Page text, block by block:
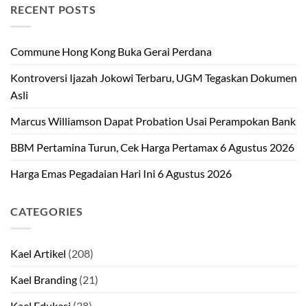
RECENT POSTS
Commune Hong Kong Buka Gerai Perdana
Kontroversi Ijazah Jokowi Terbaru, UGM Tegaskan Dokumen
Asli
Marcus Williamson Dapat Probation Usai Perampokan Bank
BBM Pertamina Turun, Cek Harga Pertamax 6 Agustus 2026
Harga Emas Pegadaian Hari Ini 6 Agustus 2026
CATEGORIES
Kael Artikel (208)
Kael Branding (21)